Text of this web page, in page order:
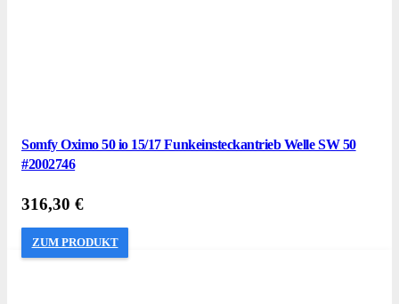
Somfy Oximo 50 io 15/17 Funkeinsteckantrieb Welle SW 50
#2002746
316,30 €
ZUM PRODUKT